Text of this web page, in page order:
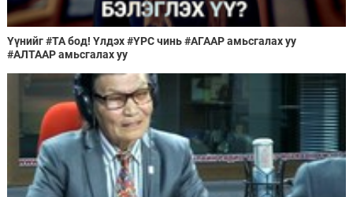
Үүнийг #ТА бод! Үлдэх #ҮРС чинь #АГААР амьсгалах уу
#АЛТААР амьсгалах уу